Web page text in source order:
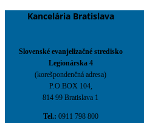
Kancelária Bratislava
Slovenské evanjelizačné stredisko
Legionárska 4
(korešpondenčná adresa)
P.O.BOX 104,
814 99 Bratislava 1
Tel.: 0911 798 800